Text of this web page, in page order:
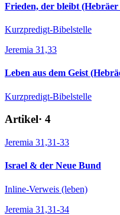
Frieden, der bleibt (Hebräer
Kurzpredigt-Bibelstelle
Jeremia 31,33
Leben aus dem Geist
Kurzpredigt-Bibelstelle
Artikel· 4
Jeremia 31,31-33
Israel & der Neue Bund
Inline-Verweis (leben)
Jeremia 31,31-34